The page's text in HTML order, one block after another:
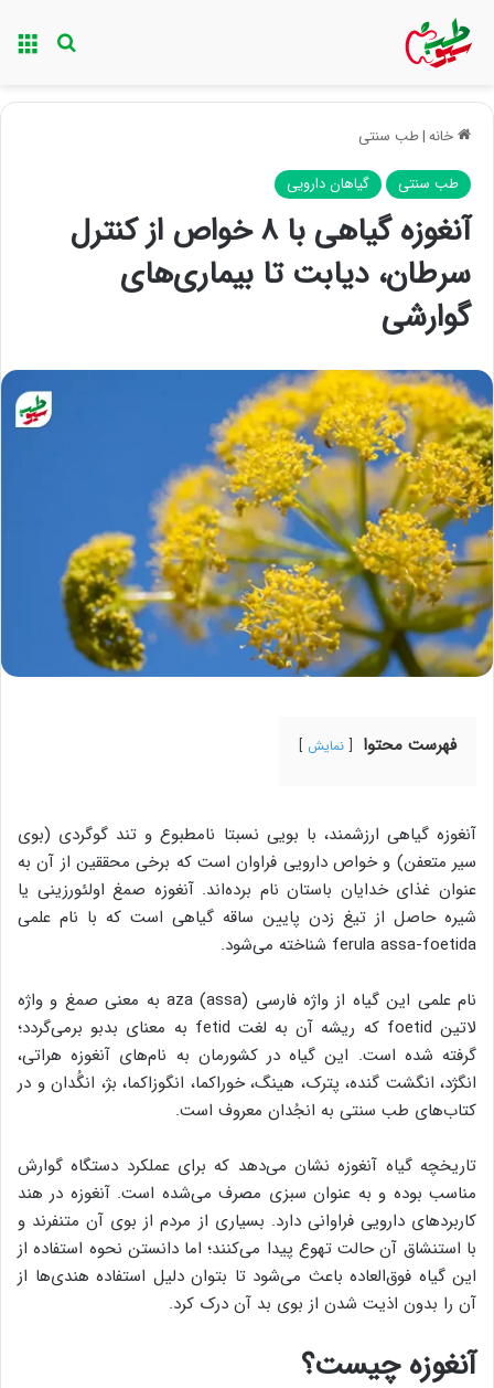
خانه|طب سنتی
طب سنتی گیاهان دارویی
آنغوزه گیاهی با ۸ خواص از کنترل
سرطان، دیابت تا بیماری‌های
گوارشی
فهرست محتوا نمایش
آنغوزه گیاهی ارزشمند، با بویی نسبتا نامطبوع و تند گوگردی (بوی
سیر متعفن) و خواص دارویی فراوان است که برخی محققین از آن به
عنوان غذای خدایان باستان نام برده‌اند. آنغوزه صمغ اولئورزینی یا
شیره حاصل از تیغ زدن پایین ساقه گیاهی است که با نام علمی
ferula assa-foetida شناخته می‌شود.
نام علمی این گیاه از واژه فارسی aza (assa) به معنی صمغ و واژه
لاتین foetid که ریشه آن به لغت fetid به معنای بدبو برمی‌گردد؛
گرفته شده است. این گیاه در کشورمان به نام‌های آنغوزه هراتی،
انگژد، انگشت گنده، پترک، هینگ، خوراکما، انگوزاکما، بژ، انگُدان و در
کتاب‌های طب سنتی به انجُدان معروف است.
تاریخچه گیاه آنغوزه نشان می‌دهد که برای عملکرد دستگاه گوارش
مناسب بوده و به عنوان سبزی مصرف می‌شده است. آنغوزه در هند
کاربردهای دارویی فراوانی دارد. بسیاری از مردم از بوی آن متنفرند و
با استنشاق آن حالت تهوع پیدا می‌کنند؛ اما دانستن نحوه استفاده از
این گیاه فوق‌العاده باعث می‌شود تا بتوان دلیل استفاده‌ هندی‌ها از
آن را بدون اذیت شدن از بوی بد آن درک کرد.
آنغوزه چیست؟